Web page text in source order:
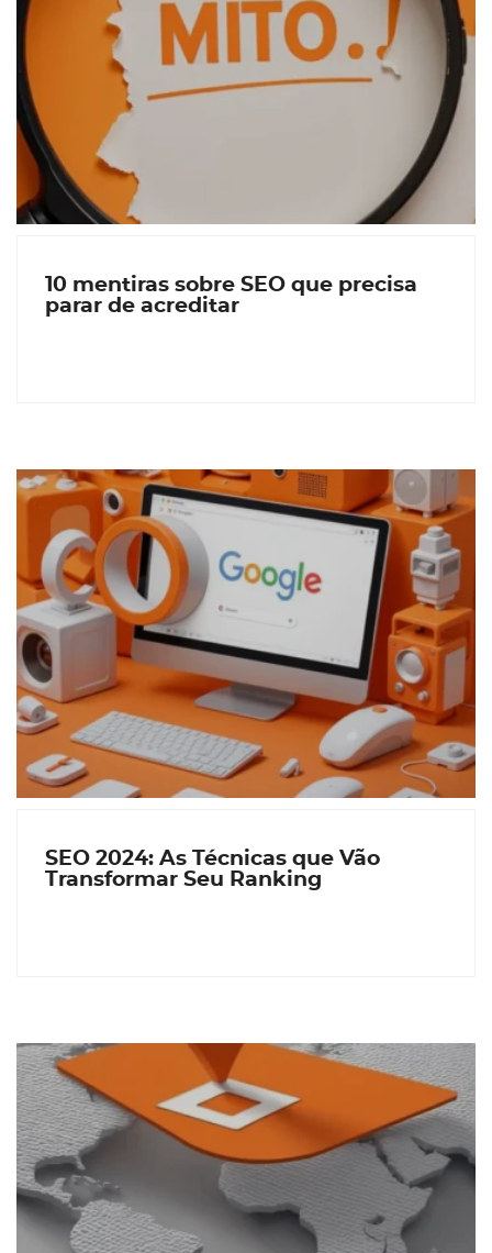
10 mentiras sobre SEO que precisa
parar de acreditar
SEO 2024: As Técnicas que Vão
Transformar Seu Ranking